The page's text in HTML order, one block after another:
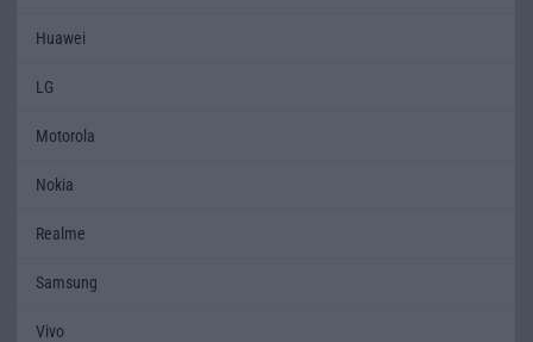
Huawei
LG
Motorola
Nokia
Realme
Samsung
Vivo